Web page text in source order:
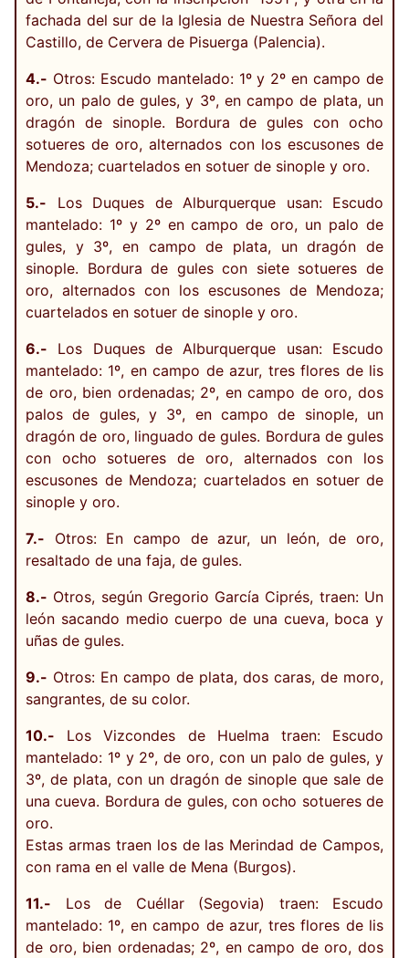
fachada del sur de la Iglesia de Nuestra Señora del
Castillo, de Cervera de Pisuerga (Palencia).
4.- Otros: Escudo mantelado: 1º y 2º en campo de
oro, un palo de gules, y 3º, en campo de plata, un
dragón de sinople. Bordura de gules con ocho
sotueres de oro, alternados con los escusones de
Mendoza; cuartelados en sotuer de sinople y oro.
5.- Los Duques de Alburquerque usan: Escudo
mantelado: 1º y 2º en campo de oro, un palo de
gules, y 3º, en campo de plata, un dragón de
sinople. Bordura de gules con siete sotueres de
oro, alternados con los escusones de Mendoza;
cuartelados en sotuer de sinople y oro.
6.- Los Duques de Alburquerque usan: Escudo
mantelado: 1º, en campo de azur, tres flores de lis
de oro, bien ordenadas; 2º, en campo de oro, dos
palos de gules, y 3º, en campo de sinople, un
dragón de oro, linguado de gules. Bordura de gules
con ocho sotueres de oro, alternados con los
escusones de Mendoza; cuartelados en sotuer de
sinople y oro.
7.- Otros: En campo de azur, un león, de oro,
resaltado de una faja, de gules.
8.- Otros, según Gregorio García Ciprés, traen: Un
león sacando medio cuerpo de una cueva, boca y
uñas de gules.
9.- Otros: En campo de plata, dos caras, de moro,
sangrantes, de su color.
10.- Los Vizcondes de Huelma traen: Escudo
mantelado: 1º y 2º, de oro, con un palo de gules, y
3º, de plata, con un dragón de sinople que sale de
una cueva. Bordura de gules, con ocho sotueres de
oro.
Estas armas traen los de las Merindad de Campos,
con rama en el valle de Mena (Burgos).
11.- Los de Cuéllar (Segovia) traen: Escudo
mantelado: 1º, en campo de azur, tres flores de lis
de oro, bien ordenadas; 2º, en campo de oro, dos